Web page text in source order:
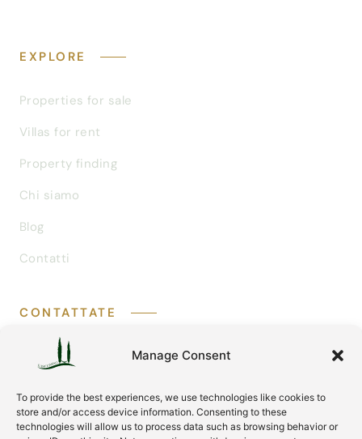
Manage Consent
To provide the best experiences, we use technologies like cookies to
store and/or access device information. Consenting to these
technologies will allow us to process data such as browsing behavior or
EXPLORE
Properties for sale
Villas for rent
Property finding
Chi siamo
Blog
Contatti
CONTATTATE
info@easylivingtuscany.com
+39 327 707 9414
58100 Grosseto (GR) — Tuscany, Italy